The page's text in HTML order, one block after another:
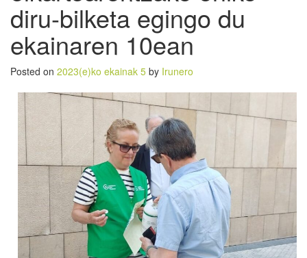
diru-bilketa egingo du
ekainaren 10ean
Posted on 2023(e)ko ekainak 5 by Irunero